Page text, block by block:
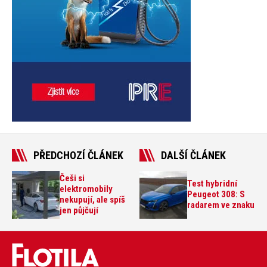
PŘEDCHOZÍ ČLÁNEK
Češi si
elektromobily
nekupují, ale spíš
jen půjčují
DALŠÍ ČLÁNEK
Test hybridní
Peugeot 308: S
radarem ve znaku